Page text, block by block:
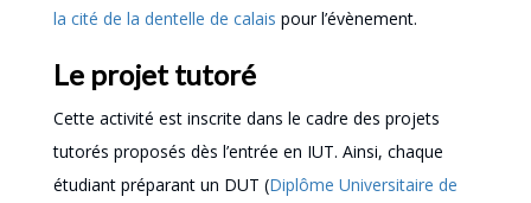
la cité de la dentelle de calais pour l’évènement.
Le projet tutoré
Cette activité est inscrite dans le cadre des projets
tutorés proposés dès l’entrée en IUT. Ainsi, chaque
étudiant préparant un DUT (Diplôme Universitaire de